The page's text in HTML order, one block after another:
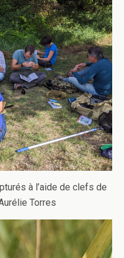
à l’aide de clefs de
Torres